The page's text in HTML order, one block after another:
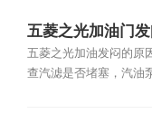
五菱之光加油门
原因？
五菱之光加油发闷的原
查汽滤是否堵塞，汽油